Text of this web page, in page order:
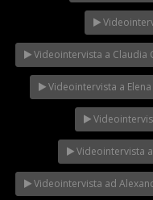
Videointervista a Claudia
Videointervista a
Videointervista
Videointervista ad